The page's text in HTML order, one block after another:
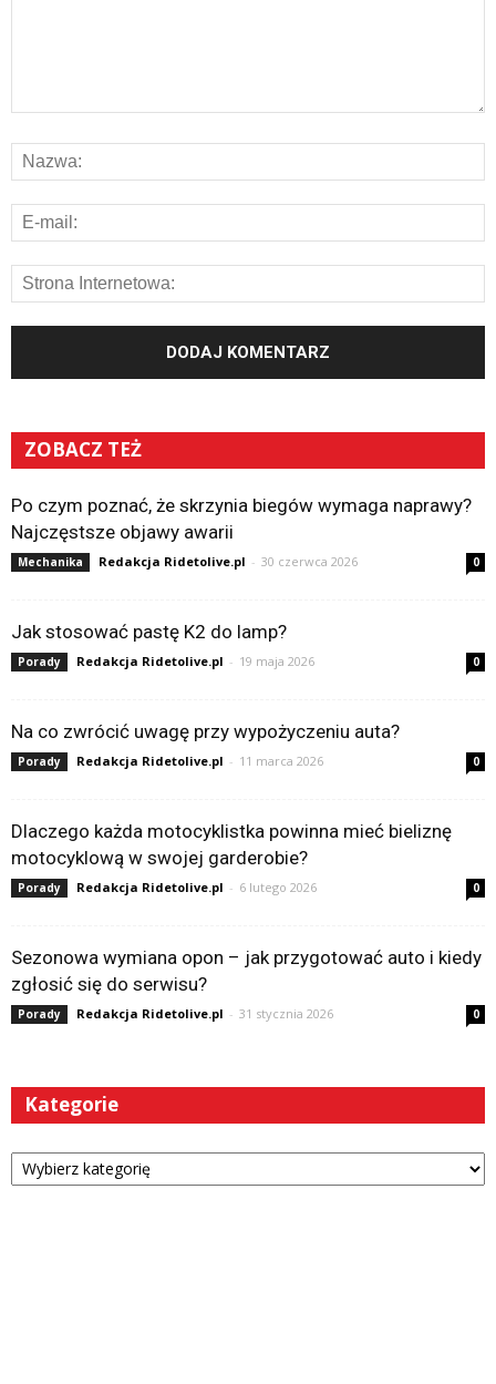
ZOBACZ TEŻ
Po czym poznać, że skrzynia biegów wymaga naprawy?
Najczęstsze objawy awarii
Mechanika Redakcja Ridetolive.pl - 30 czerwca 2026 0
Jak stosować pastę K2 do lamp?
Porady Redakcja Ridetolive.pl - 19 maja 2026 0
Na co zwrócić uwagę przy wypożyczeniu auta?
Porady Redakcja Ridetolive.pl - 11 marca 2026 0
Dlaczego każda motocyklistka powinna mieć bieliznę
motocyklową w swojej garderobie?
Porady Redakcja Ridetolive.pl - 6 lutego 2026 0
Sezonowa wymiana opon – jak przygotować auto i kiedy
zgłosić się do serwisu?
Porady Redakcja Ridetolive.pl - 31 stycznia 2026 0
Kategorie
Kategorie